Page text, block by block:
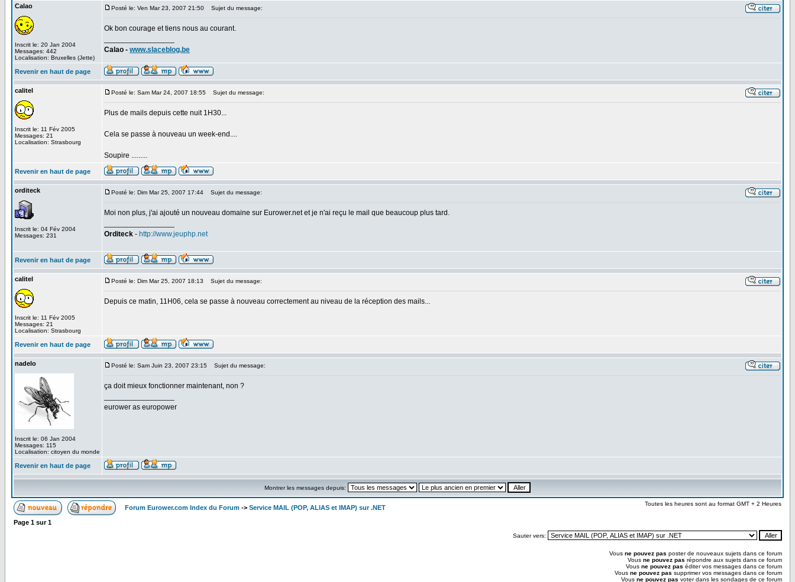
Calao
Inscrit le: 20 Jan 2004
Messages: 442
Localisation: Bruxelles (Jette)
Posté le: Ven Mar 23, 2007 21:50 Sujet du message:
Ok bon courage et tiens nous au courant.
Calao - www.slaceblog.be
Revenir en haut de page
calitel
Inscrit le: 11 Fév 2005
Messages: 21
Localisation: Strasbourg
Posté le: Sam Mar 24, 2007 18:55 Sujet du message:
Plus de mails depuis cette nuit 1H30...
Cela se passe à nouveau un week-end....
Soupire .........
Revenir en haut de page
orditeck
Inscrit le: 04 Fév 2004
Messages: 231
Posté le: Dim Mar 25, 2007 17:44 Sujet du message:
Moi non plus, j'ai ajouté un nouveau domaine sur Eurower.net et je n'ai reçu le mail que beaucoup plus tard.
Orditeck - http://www.jeuphp.net
Revenir en haut de page
calitel
Inscrit le: 11 Fév 2005
Messages: 21
Localisation: Strasbourg
Posté le: Dim Mar 25, 2007 18:13 Sujet du message:
Depuis ce matin, 11H06, cela se passe à nouveau correctement au niveau de la réception des mails...
Revenir en haut de page
nadelo
Inscrit le: 06 Jan 2004
Messages: 115
Localisation: citoyen du monde
Posté le: Sam Juin 23, 2007 23:15 Sujet du message:
ça doit mieux fonctionner maintenant, non ?
eurower as europower
Revenir en haut de page
Montrer les messages depuis:
Forum Eurower.com Index du Forum -> Service MAIL (POP, ALIAS et IMAP) sur .NET
Toutes les heures sont au format GMT + 2 Heures
Page 1 sur1
Sauter vers:
Vous ne pouvez pas poster de nouveaux sujets dans ce forum
Vous ne pouvez pas répondre aux sujets dans ce forum
Vous ne pouvez pas éditer vos messages dans ce forum
Vous ne pouvez pas supprimer vos messages dans ce forum
Vous ne pouvez pas voter dans les sondages de ce forum